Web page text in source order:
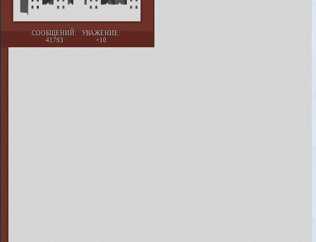
СООБЩЕНИЙ:
41793
УВАЖЕНИЕ:
+10